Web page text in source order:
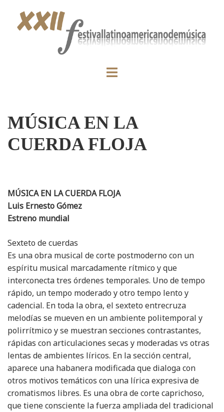
MÚSICA EN LA
CUERDA FLOJA
MÚSICA EN LA CUERDA FLOJA
Luis Ernesto Gómez
Estreno mundial
Sexteto de cuerdas
Es una obra musical de corte postmoderno con un
espíritu musical marcadamente rítmico y que
interconecta tres órdenes temporales. Uno de tempo
rápido, un tempo moderado y otro tempo lento y
cadencial. En toda la obra, el sexteto entrecruza
melodías se mueven en un ambiente politemporal y
polirrítmico y se muestran secciones contrastantes,
rápidas con articulaciones secas y moderadas vs otras
lentas de ambientes líricos. En la sección central,
aparece una habanera modificada que dialoga con
otros motivos temáticos con una lírica expresiva de
cromatismos libres. Es una obra de corte caprichoso,
que tiene consciente la fuerza ampliada del tradicional